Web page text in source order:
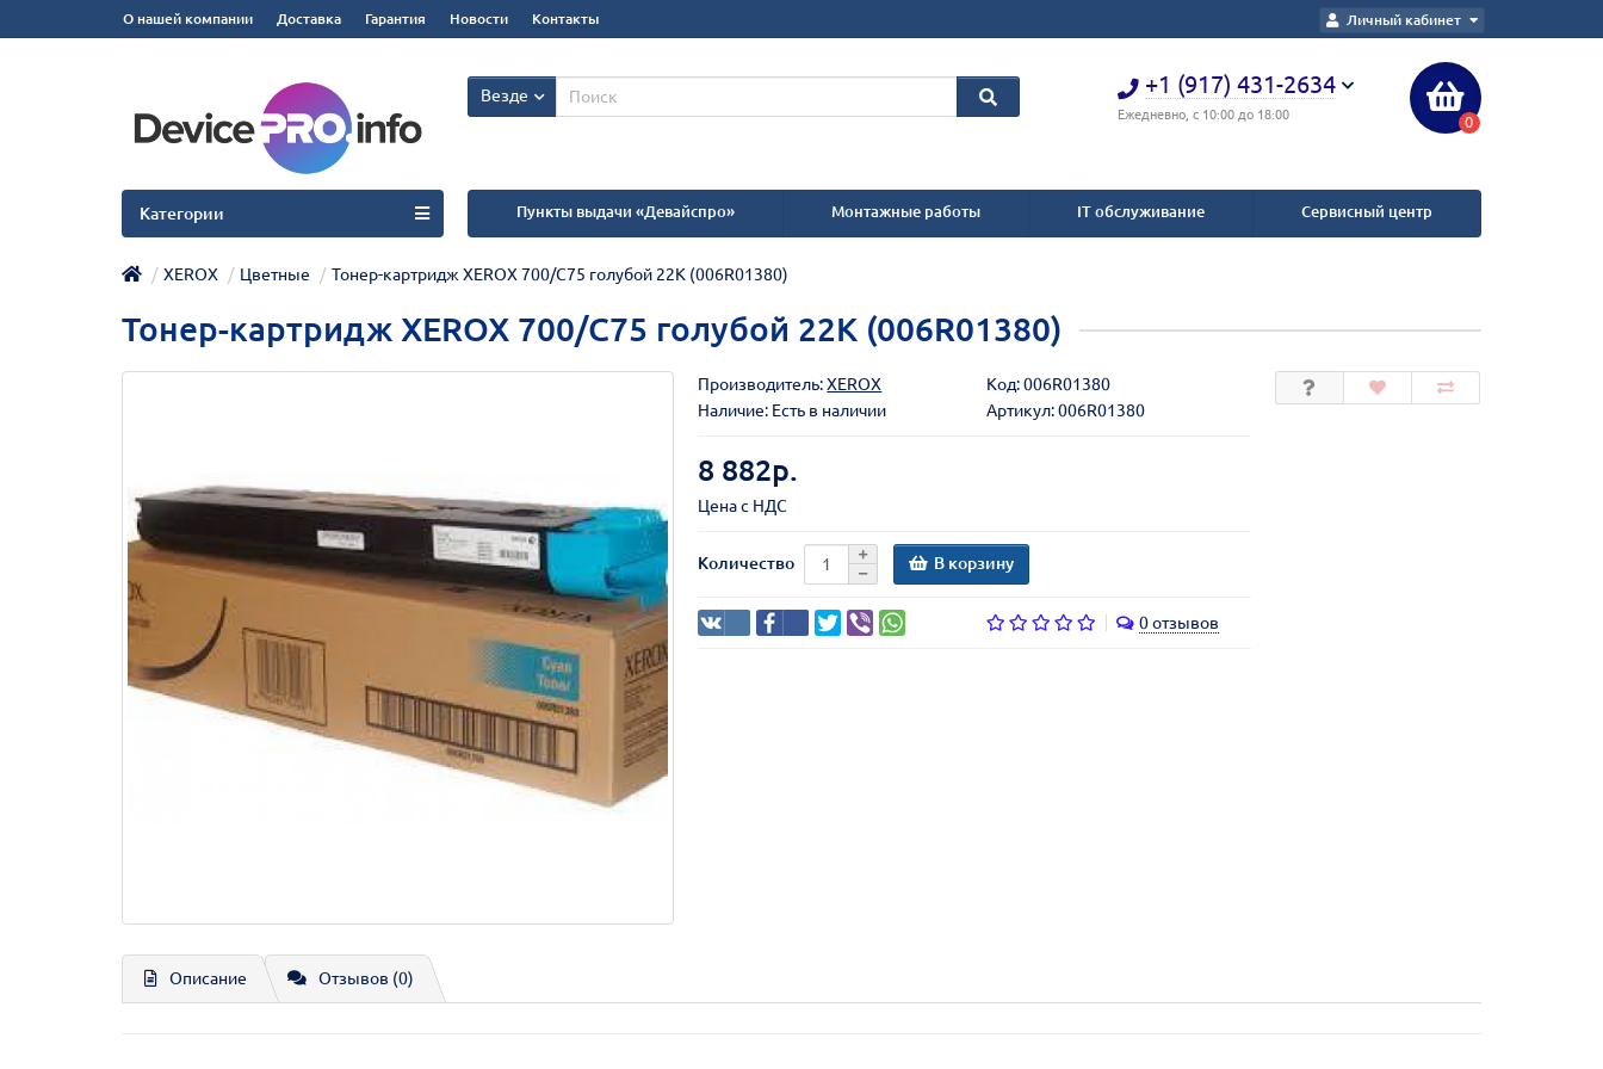
Личный кабинет
О нашей компании Доставка Гарантия Новости Контакты
+1 (917) 431-2634
Ежедневно, с 10:00 до 18:00 0
Везде
Пункты выдачи «Девайспро» Монтажные работы IT обслуживание Сервисный центр
Категории
XEROX Цветные Тонер-картридж XEROX 700/C75 голубой 22K (006R01380)
Тонер-картридж XEROX 700/C75 голубой 22K (006R01380)
Производитель:XEROX Код:006R01380
Наличие: Есть в наличии
Артикул: 006R01380
8 882р.
Цена с НДС
Количество В корзину
0 отзывов
Описание Отзывов (0)